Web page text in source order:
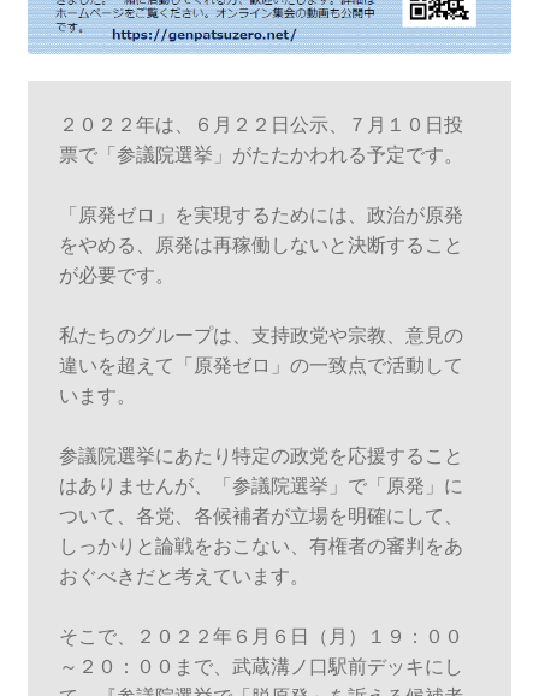
２０２２年は、６月２２日公示、７月１０日投
票で「参議院選挙」がたたかわれる予定です。
「原発ゼロ」を実現するためには、政治が原発
をやめる、原発は再稼働しないと決断すること
が必要です。
私たちのグループは、支持政党や宗教、意見の
違いを超えて「原発ゼロ」の一致点で活動して
います。
参議院選挙にあたり特定の政党を応援すること
はありませんが、「参議院選挙」で「原発」に
ついて、各党、各候補者が立場を明確にして、
しっかりと論戦をおこない、有権者の審判をあ
おぐべきだと考えています。
そこで、２０２２年６月６日（月）１９：００
～２０：００まで、武蔵溝ノ口駅前デッキにし